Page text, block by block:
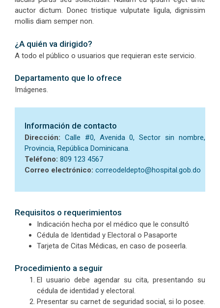
auctor dictum. Donec tristique vulputate ligula, dignissim
mollis diam semper non.
¿A quién va dirigido?
A todo el público o usuarios que requieran este servicio.
Departamento que lo ofrece
Imágenes.
Información de contacto
Dirección: Calle #0, Avenida 0, Sector sin nombre,
Provincia, República Dominicana.
Teléfono: 809 123 4567
Correo electrónico: correodeldepto@hospital.gob.do
Requisitos o requerimientos
Indicación hecha por el médico que le consultó
Cédula de Identidad y Electoral o Pasaporte
Tarjeta de Citas Médicas, en caso de poseerla.
Procedimiento a seguir
El usuario debe agendar su cita, presentando su
cédula de identidad y electoral.
Presentar su carnet de seguridad social, si lo posee.